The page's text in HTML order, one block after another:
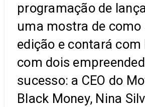
programação de
uma mostra de como
edição e contará
com dois
sucesso: a CEO do
Black Money, Nina